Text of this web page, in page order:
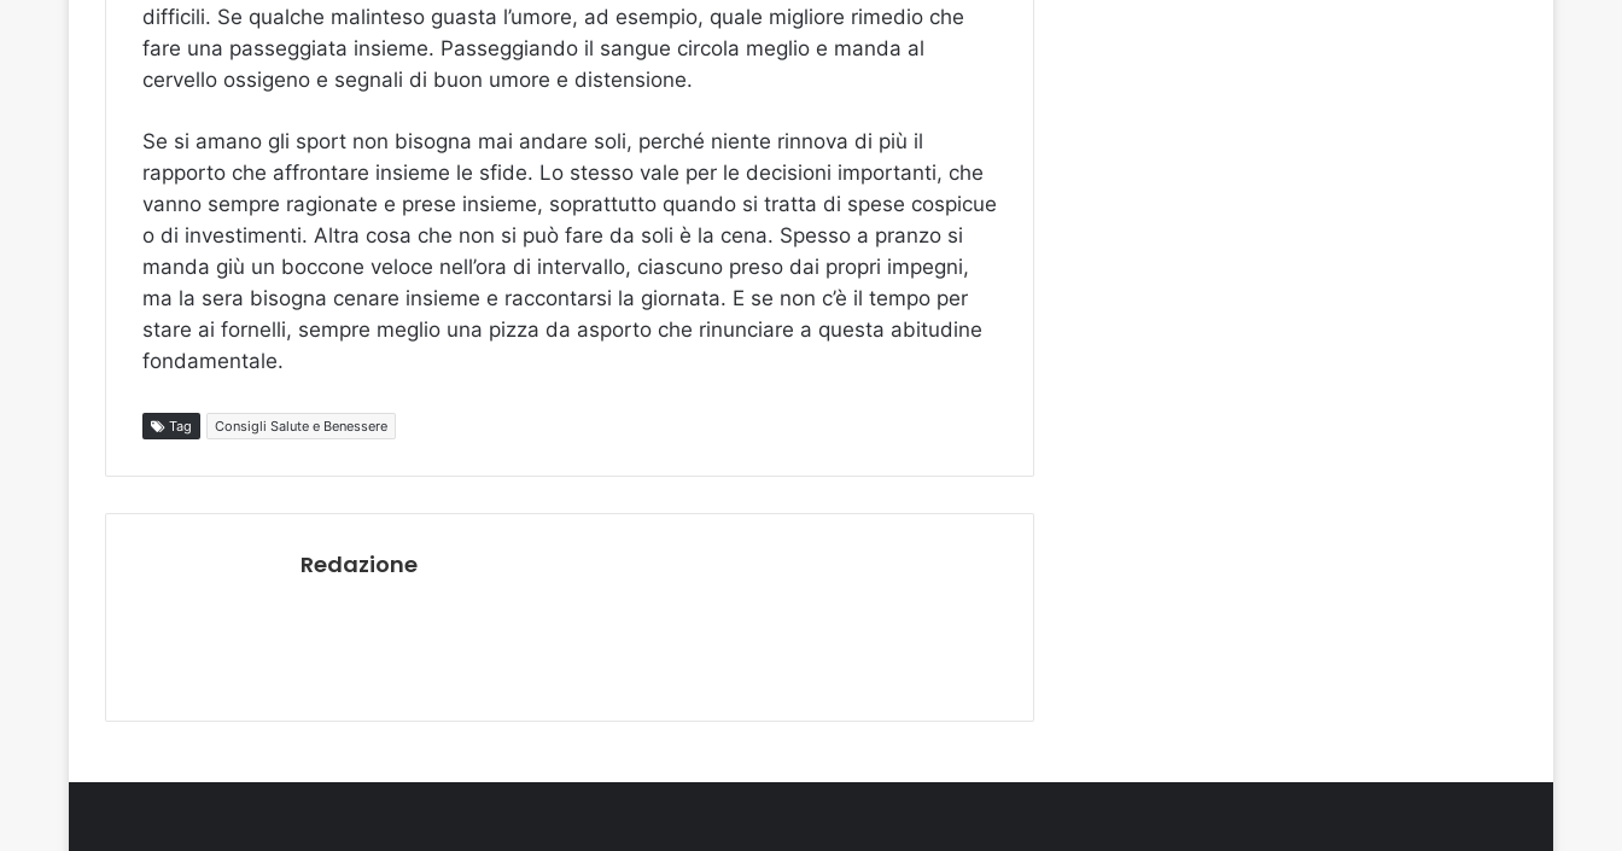
difficili. Se qualche malinteso guasta l’umore, ad esempio, quale migliore rimedio che
fare una passeggiata insieme. Passeggiando il sangue circola meglio e manda al
cervello ossigeno e segnali di buon umore e distensione.
Se si amano gli sport non bisogna mai andare soli, perché niente rinnova di più il
rapporto che affrontare insieme le sfide. Lo stesso vale per le decisioni importanti, che
vanno sempre ragionate e prese insieme, soprattutto quando si tratta di spese cospicue
o di investimenti. Altra cosa che non si può fare da soli è la cena. Spesso a pranzo si
manda giù un boccone veloce nell’ora di intervallo, ciascuno preso dai propri impegni,
ma la sera bisogna cenare insieme e raccontarsi la giornata. E se non c’è il tempo per
stare ai fornelli, sempre meglio una pizza da asporto che rinunciare a questa abitudine
fondamentale.
Tag Consigli Salute e Benessere
Redazione